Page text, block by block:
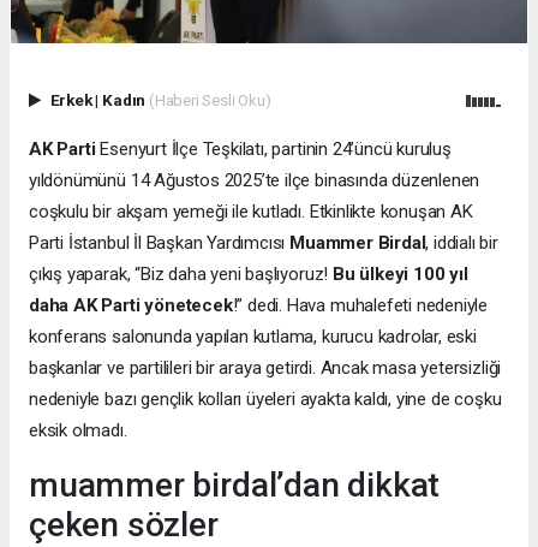
Erkek| Kadın (Haberi Sesli Oku)
AK PartiEsenyurt İlçe Teşkilatı, partinin 24’üncü kuruluş
yıldönümünü 14 Ağustos 2025’te ilçe binasında düzenlenen
coşkulu bir akşam yemeği ile kutladı. Etkinlikte konuşan AK
Parti İstanbul İl Başkan Yardımcısı Muammer Birdal, iddialı bir
çıkış yaparak, “Biz daha yeni başlıyoruz! Bu ülkeyi 100 yıl
daha AK Parti yönetecek!” dedi. Hava muhalefeti nedeniyle
konferans salonunda yapılan kutlama, kurucu kadrolar, eski
başkanlar ve partilileri bir araya getirdi. Ancak masa yetersizliği
nedeniyle bazı gençlik kolları üyeleri ayakta kaldı, yine de coşku
eksik olmadı.
muammer birdal’dan dikkat
çeken sözler